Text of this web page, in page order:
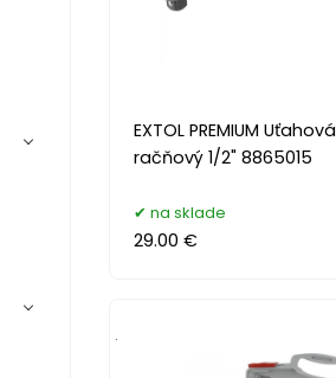
EXTOL PREMIUM
račňový 1/2" 8865015
na sklade
29.00 €
.